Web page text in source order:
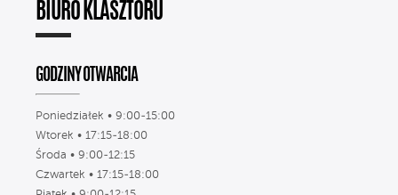
BIURO KLASZTORU
GODZINY OTWARCIA
Poniedziałek • 9:00-15:00
Wtorek • 17:15-18:00
Środa • 9:00-12:15
Czwartek • 17:15-18:00